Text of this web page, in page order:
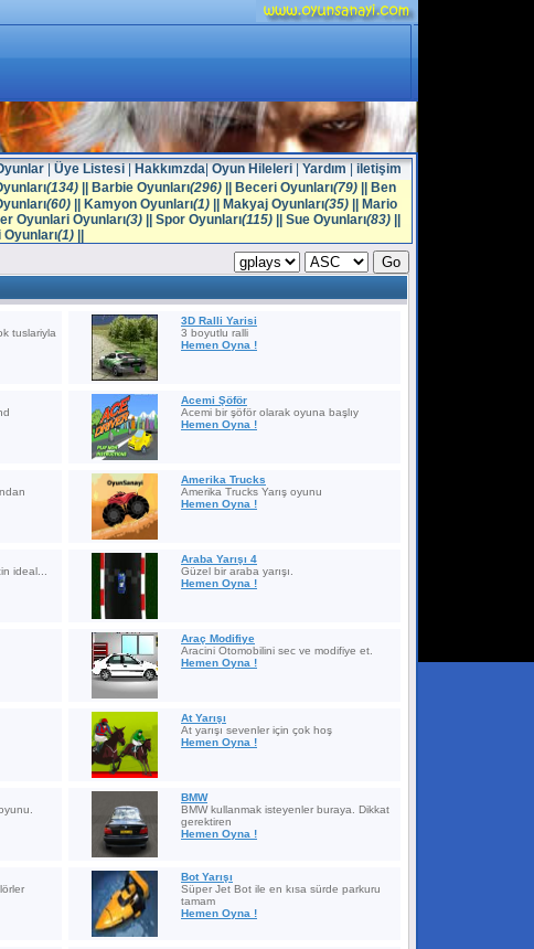
Üye Listesi Hakkımzda Oyun Hileleri Yardım
iletişim
(134)|| Barbie Oyunları(296)|| Beceri Oyunları(79)||
Ben
(60)|| Kamyon Oyunları(1)|| Makyaj Oyunları(35)||
Mario
Oyunlari Oyunları(3) Spor Oyunları(115) Sue Oyunları(83)
Oyunları(1)
tuslariyla
3D Ralli Yarisi
3 boyutlu ralli
Hemen Oyna !
Acemi Şöför
Acemi bir şöför olarak oyuna başlıy
Hemen Oyna !
Amerika Trucks
Amerika Trucks Yarış oyunu
Hemen Oyna !
ideal...
Araba Yarışı 4
Güzel bir araba yarışı.
Hemen Oyna !
Araç Modifiye
Aracini Otomobilini sec ve modifiye et.
Hemen Oyna !
At Yarışı
At yarışı sevenler için çok hoş
Hemen Oyna !
BMW
BMW kullanmak isteyenler buraya. Dikkat
gerektiren
Hemen Oyna !
Bot Yarışı
Süper Jet Bot ile en kısa sürde parkuru
tamam
Hemen Oyna !